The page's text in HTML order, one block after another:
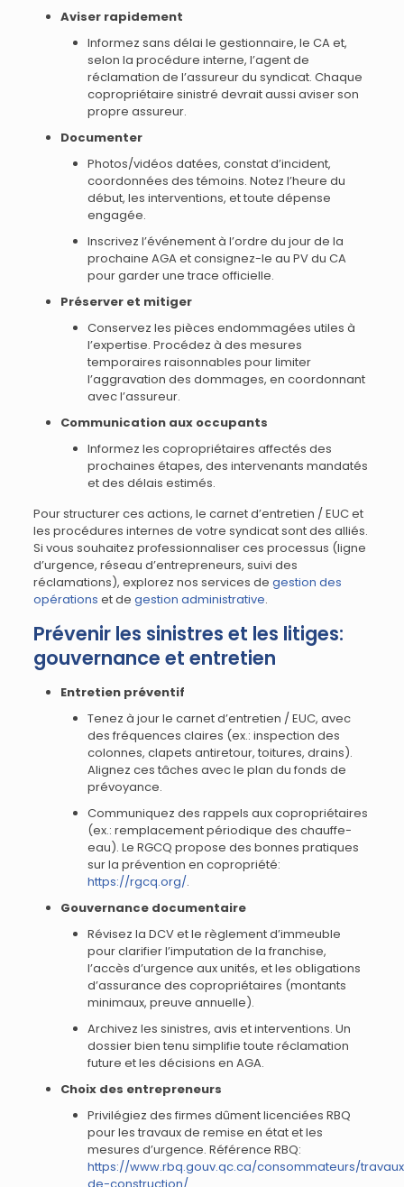
Aviser rapidement
Informez sans délai le gestionnaire, le CA et,
selon la procédure interne, l’agent de
réclamation de l’assureur du syndicat. Chaque
copropriétaire sinistré devrait aussi aviser son
propre assureur.
Documenter
Photos/vidéos datées, constat d’incident,
coordonnées des témoins. Notez l’heure du
début, les interventions, et toute dépense
engagée.
Inscrivez l’événement à l’ordre du jour de la
prochaine AGA et consignez-le au PV du CA
pour garder une trace officielle.
Préserver et mitiger
Conservez les pièces endommagées utiles à
l’expertise. Procédez à des mesures
temporaires raisonnables pour limiter
l’aggravation des dommages, en coordonnant
avec l’assureur.
Communication aux occupants
Informez les copropriétaires affectés des
prochaines étapes, des intervenants mandatés
et des délais estimés.
Pour structurer ces actions, le carnet d’entretien / EUC et
les procédures internes de votre syndicat sont des alliés.
Si vous souhaitez professionnaliser ces processus (ligne
d’urgence, réseau d’entrepreneurs, suivi des
réclamations), explorez nos services de gestion des
opérations et de gestion administrative.
Prévenir les sinistres et les litiges:
gouvernance et entretien
Entretien préventif
Tenez à jour le carnet d’entretien / EUC, avec
des fréquences claires (ex.: inspection des
colonnes, clapets antiretour, toitures, drains).
Alignez ces tâches avec le plan du fonds de
prévoyance.
Communiquez des rappels aux copropriétaires
(ex.: remplacement périodique des chauffe-
eau). Le RGCQ propose des bonnes pratiques
sur la prévention en copropriété:
https://rgcq.org/.
Gouvernance documentaire
Révisez la DCV et le règlement d’immeuble
pour clarifier l’imputation de la franchise,
l’accès d’urgence aux unités, et les obligations
d’assurance des copropriétaires (montants
minimaux, preuve annuelle).
Archivez les sinistres, avis et interventions. Un
dossier bien tenu simplifie toute réclamation
future et les décisions en AGA.
Choix des entrepreneurs
Privilégiez des firmes dûment licenciées RBQ
pour les travaux de remise en état et les
mesures d’urgence. Référence RBQ:
https://www.rbq.gouv.qc.ca/consommateurs/